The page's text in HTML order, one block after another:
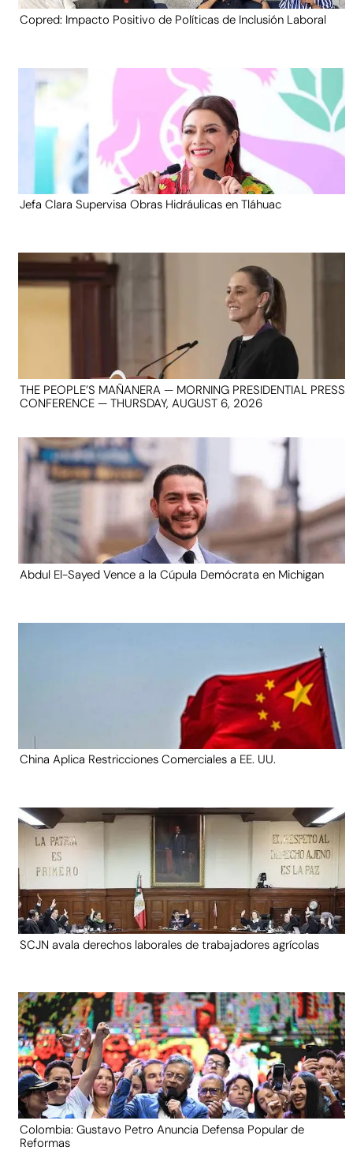
Copred: Impacto Positivo de Políticas de Inclusión Laboral
Jefa Clara Supervisa Obras Hidráulicas en Tláhuac
THE PEOPLE’S MAÑANERA — MORNING PRESIDENTIAL PRESS
CONFERENCE — THURSDAY, AUGUST 6, 2026
Abdul El-Sayed Vence a la Cúpula Demócrata en Michigan
China Aplica Restricciones Comerciales a EE. UU.
SCJN avala derechos laborales de trabajadores agrícolas
Colombia: Gustavo Petro Anuncia Defensa Popular de
Reformas